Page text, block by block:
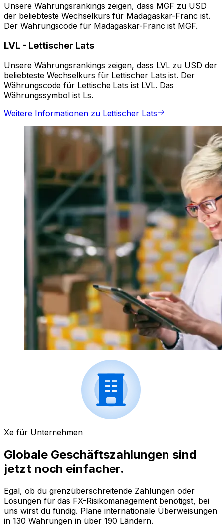
Unsere Währungsrankings zeigen, dass MGF zu USD
der beliebteste Wechselkurs für Madagaskar-Franc ist.
Der Währungscode für Madagaskar-Franc ist MGF.
LVL - Lettischer Lats
Unsere Währungsrankings zeigen, dass LVL zu USD der
beliebteste Wechselkurs für Lettischer Lats ist. Der
Währungscode für Lettische Lats ist LVL. Das
Währungssymbol ist Ls.
Weitere Informationen zu Lettischer Lats
Xe für Unternehmen
Globale Geschäftszahlungen sind
jetzt noch einfacher.
Egal, ob du grenzüberschreitende Zahlungen oder
Lösungen für das FX-Risikomanagement benötigst, bei
uns wirst du fündig. Plane internationale Überweisungen
in 130 Währungen in über 190 Ländern.